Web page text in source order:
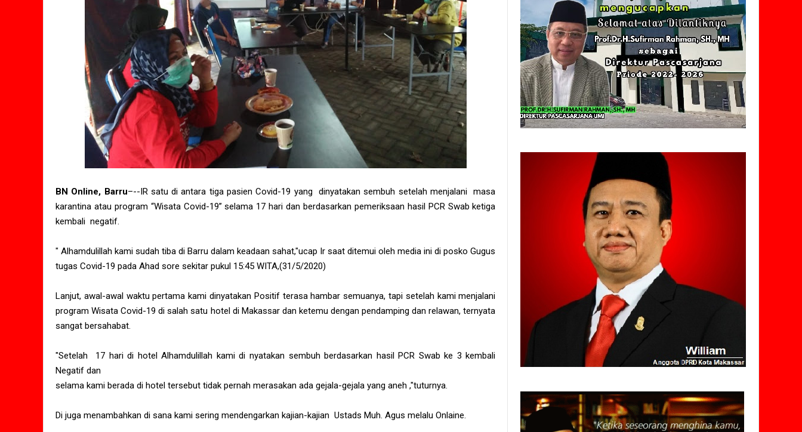
BN Online, Barru–--IR satu di antara tiga pasien Covid-19 yang dinyatakan sembuh setelah menjalani masa
karantina atau program “Wisata Covid-19” selama 17 hari dan berdasarkan pemeriksaan hasil PCR Swab ketiga
kembali negatif.
" Alhamdulillah kami sudah tiba di Barru dalam keadaan sahat,"ucap Ir saat ditemui oleh media ini di posko Gugus
tugas Covid-19 pada Ahad sore sekitar pukul 15:45 WITA,(31/5/2020)
Lanjut, awal-awal waktu pertama kami dinyatakan Positif terasa hambar semuanya, tapi setelah kami menjalani
program Wisata Covid-19 di salah satu hotel di Makassar dan ketemu dengan pendamping dan relawan, ternyata
sangat bersahabat.
"Setelah 17 hari di hotel Alhamdulillah kami di nyatakan sembuh berdasarkan hasil PCR Swab ke 3 kembali
Negatif dan
selama kami berada di hotel tersebut tidak pernah merasakan ada gejala-gejala yang aneh ,"tuturnya.
Di juga menambahkan di sana kami sering mendengarkan kajian-kajian Ustads Muh. Agus melalu Onlaine.